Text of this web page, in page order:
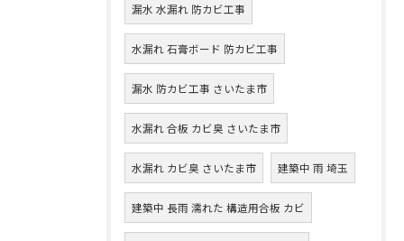
漏水 水漏れ 防カビ工事
水漏れ 石膏ボード 防カビ工事
漏水 防カビ工事 さいたま市
水漏れ 合板 カビ臭 さいたま市
水漏れ カビ臭 さいたま市 建築中 雨 埼玉
建築中 長雨 濡れた 構造用合板 カビ